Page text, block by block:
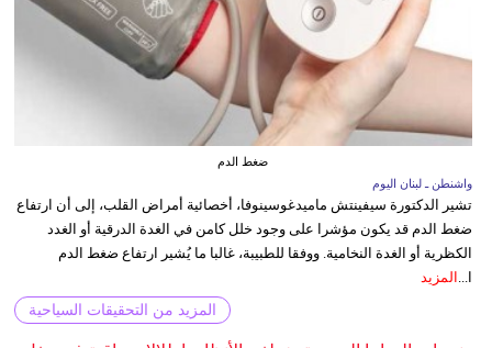
ضغط الدم
واشنطن ـ لبنان اليوم
تشير الدكتورة سيفينتش ماميدغوسينوفا، أخصائية أمراض القلب، إلى أن ارتفاع
ضغط الدم قد يكون مؤشرا على وجود خلل كامن في الغدة الدرقية أو الغدد
الكظرية أو الغدة النخامية. ووفقا للطبيبة، غالبا ما يُشير ارتفاع ضغط الدم
ا...
المزيد
المزيد من التحقيقات السياحية